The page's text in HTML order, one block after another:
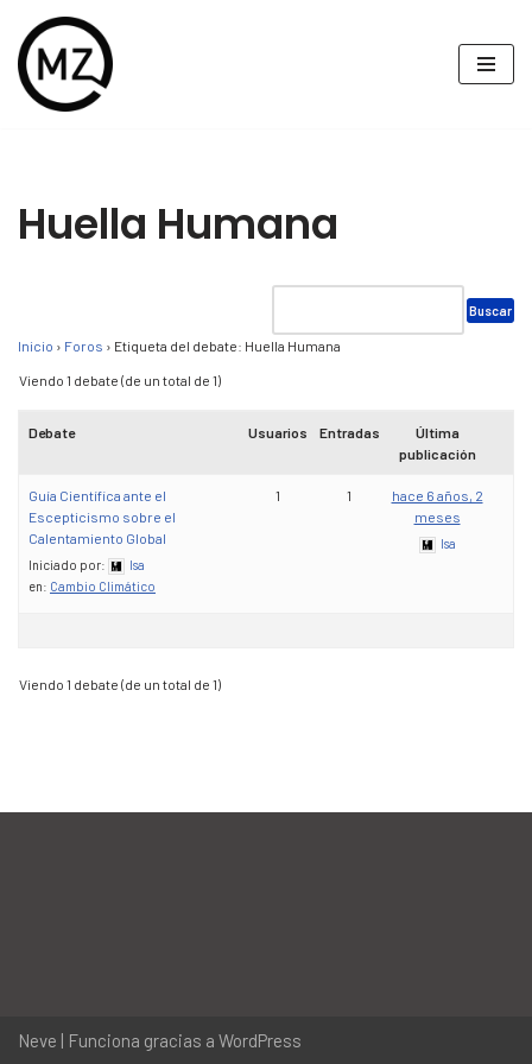
Saltar
al
Huella Humana
Inicio › Foros › Etiqueta del debate: Huella Humana
Viendo 1 debate (de un total de 1)
Debate Usuarios Entradas
Última
publicación
Guía Científica ante el
Escepticismo sobre el
Calentamiento Global
Iniciado por:
Isa
en: Cambio Climático
1 1
hace 6 años, 2
meses
Isa
Viendo 1 debate (de un total de 1)
Neve | Funciona gracias a WordPress